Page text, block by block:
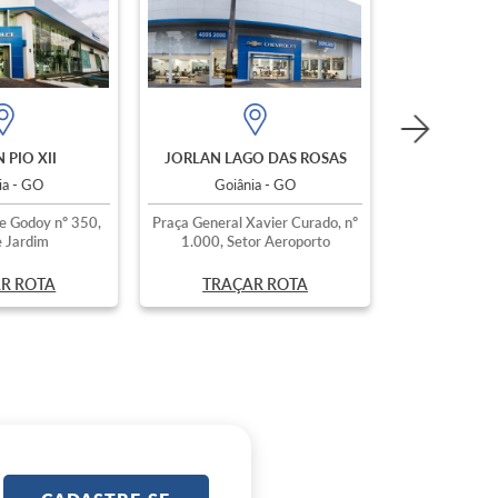
PIO XII
- GO
Godoy nº 350,
Jardim
ROTA
JORLAN LAGO DAS ROSAS
Goiânia - GO
Praça General Xavier Curado, nº
1.000, Setor Aeroporto
TRAÇAR ROTA